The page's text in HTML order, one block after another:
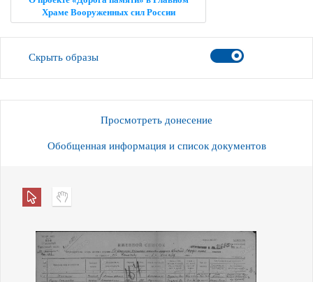
Храме Вооруженных сил России
Скрыть образы
Просмотреть донесение
Обобщенная информация и список документов